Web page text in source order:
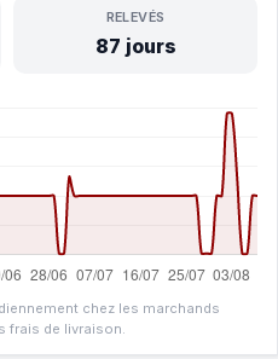
RELEVÉS
87 jours
chez les marchands
frais de livraison.